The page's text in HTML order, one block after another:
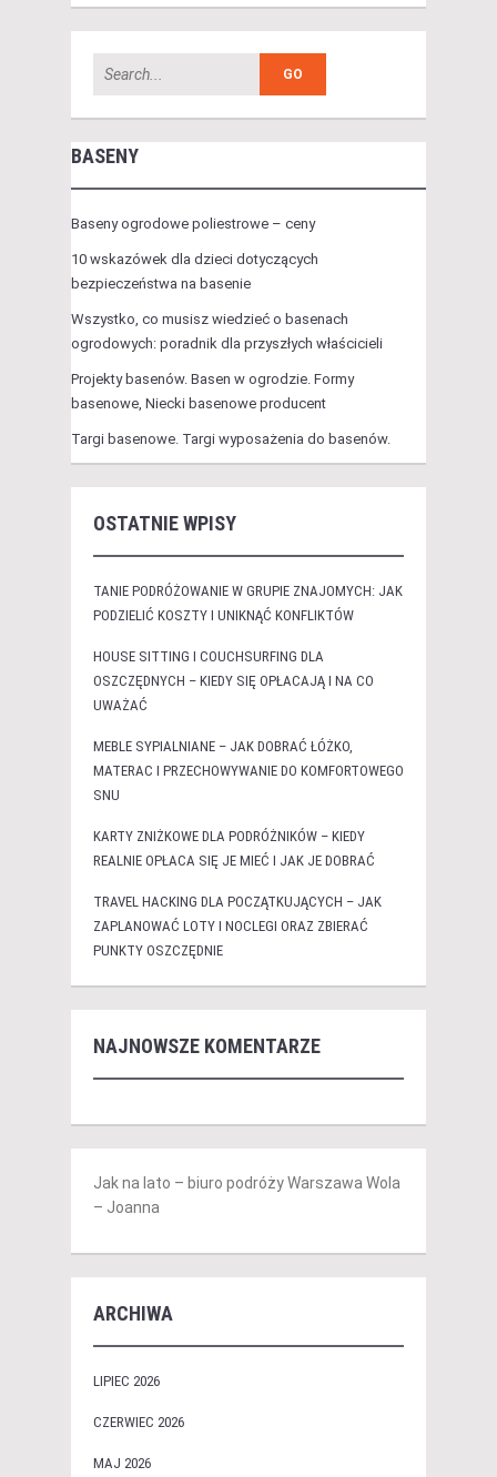
BASENY
Baseny ogrodowe poliestrowe – ceny
10 wskazówek dla dzieci dotyczących
bezpieczeństwa na basenie
Wszystko, co musisz wiedzieć o basenach
ogrodowych: poradnik dla przyszłych właścicieli
Projekty basenów. Basen w ogrodzie. Formy
basenowe, Niecki basenowe producent
Targi basenowe. Targi wyposażenia do basenów.
OSTATNIE WPISY
TANIE PODRÓŻOWANIE W GRUPIE ZNAJOMYCH: JAK
PODZIELIĆ KOSZTY I UNIKNĄĆ KONFLIKTÓW
HOUSE SITTING I COUCHSURFING DLA
OSZCZĘDNYCH – KIEDY SIĘ OPŁACAJĄ I NA CO
UWAŻAĆ
MEBLE SYPIALNIANE – JAK DOBRAĆ ŁÓŻKO,
MATERAC I PRZECHOWYWANIE DO KOMFORTOWEGO
SNU
KARTY ZNIŻKOWE DLA PODRÓŻNIKÓW – KIEDY
REALNIE OPŁACA SIĘ JE MIEĆ I JAK JE DOBRAĆ
TRAVEL HACKING DLA POCZĄTKUJĄCYCH – JAK
ZAPLANOWAĆ LOTY I NOCLEGI ORAZ ZBIERAĆ
PUNKTY OSZCZĘDNIE
NAJNOWSZE KOMENTARZE
Jak na lato – biuro podróży Warszawa Wola
– Joanna
ARCHIWA
LIPIEC 2026
CZERWIEC 2026
MAJ 2026